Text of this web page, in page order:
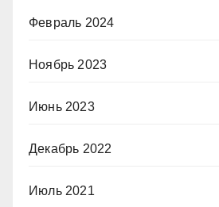
Февраль 2024
Ноябрь 2023
Июнь 2023
Декабрь 2022
Июль 2021